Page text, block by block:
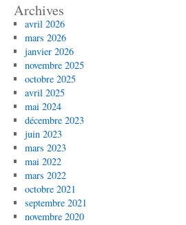
Archives
avril 2026
mars 2026
janvier 2026
novembre 2025
octobre 2025
avril 2025
mai 2024
décembre 2023
juin 2023
mars 2023
mai 2022
mars 2022
octobre 2021
septembre 2021
novembre 2020